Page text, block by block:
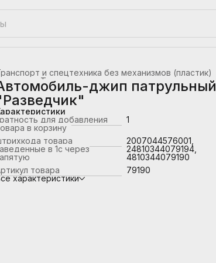
и спецтехника без механизмов (пластик)
Транспорт
джип патрульный
для добавления
в корзину
1
товара
в 1с через
2007044576001,
24810344079194,
4810344079190
товара
79190
характеристики